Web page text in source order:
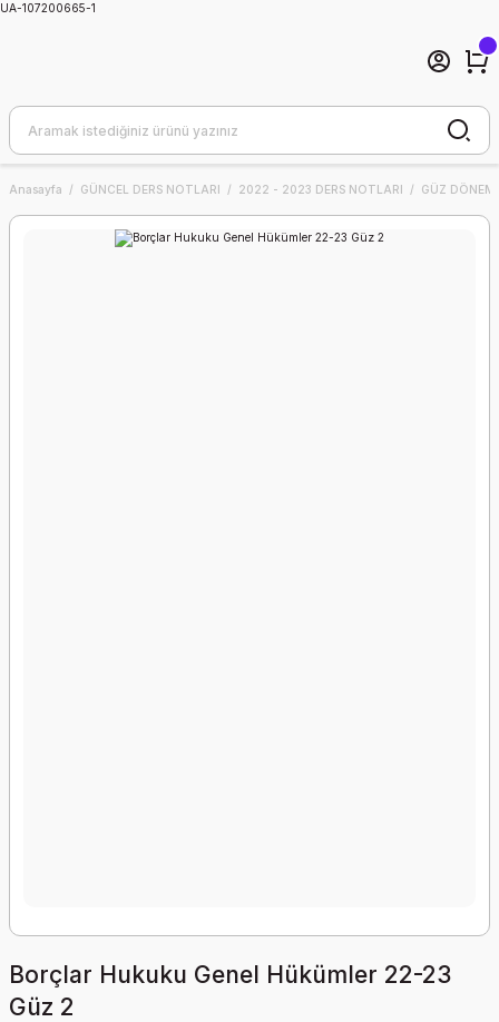
UA-107200665-1
Anasayfa GÜNCEL DERS NOTLARI 2022 - 2023 DERS NOTLARI GÜZ DÖNEMİ
Borçlar Hukuku Genel Hükümler 22-23
Güz 2